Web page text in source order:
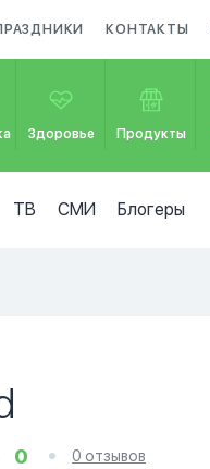
КОНТАКТЫ
Здоровье Продукты
ТВ СМИ Блогеры
0 0 отзывов